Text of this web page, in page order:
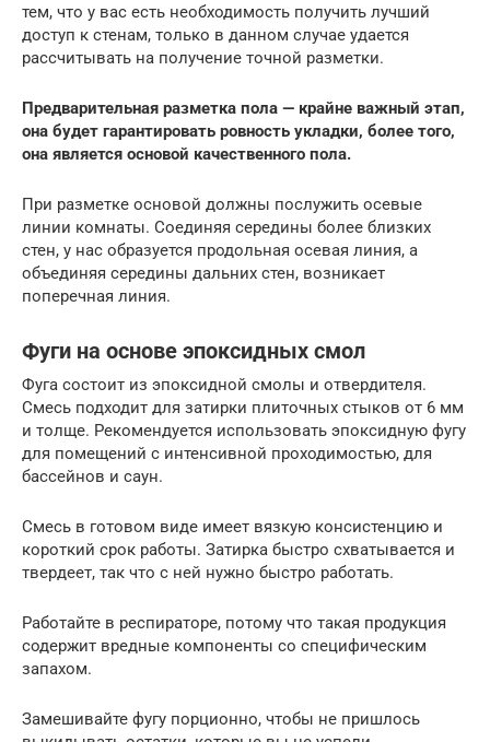
тем, что у вас есть необходимость получить лучший
доступ к стенам, только в данном случае удается
рассчитывать на получение точной разметки.
Предварительная разметка пола — крайне важный этап,
она будет гарантировать ровность укладки, более того,
она является основой качественного пола.
При разметке основой должны послужить осевые
линии комнаты. Соединяя середины более близких
стен, у нас образуется продольная осевая линия, а
объединяя середины дальних стен, возникает
поперечная линия.
Фуги на основе эпоксидных смол
Фуга состоит из эпоксидной смолы и отвердителя.
Смесь подходит для затирки плиточных стыков от 6 мм
и толще. Рекомендуется использовать эпоксидную фугу
для помещений с интенсивной проходимостью, для
бассейнов и саун.
Смесь в готовом виде имеет вязкую консистенцию и
короткий срок работы. Затирка быстро схватывается и
твердеет, так что с ней нужно быстро работать.
Работайте в респираторе, потому что такая продукция
содержит вредные компоненты со специфическим
запахом.
Замешивайте фугу порционно, чтобы не пришлось